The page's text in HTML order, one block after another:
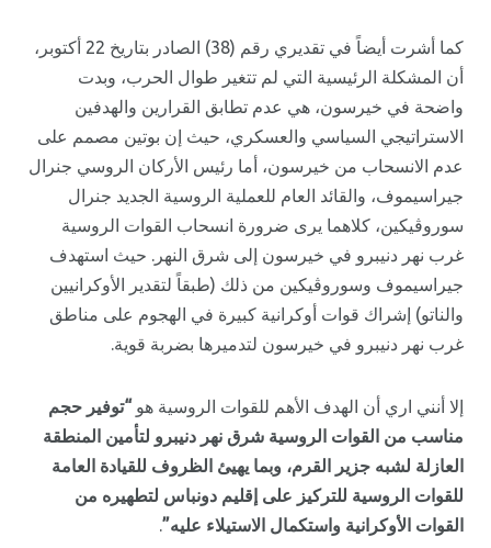
كما أشرت أيضاً في تقديري رقم (38) الصادر بتاريخ 22 أكتوبر،
أن المشكلة الرئيسية التي لم تتغير طوال الحرب، وبدت
واضحة في خيرسون، هي عدم تطابق القرارين والهدفين
الاستراتيجي السياسي والعسكري، حيث إن بوتين مصمم على
عدم الانسحاب من خيرسون، أما رئيس الأركان الروسي جنرال
جيراسيموف، والقائد العام للعملية الروسية الجديد جنرال
سوروڤيكين، كلاهما يرى ضرورة انسحاب القوات الروسية
غرب نهر دنيبرو في خيرسون إلى شرق النهر. حيث استهدف
جيراسيموف وسوروڤيكين من ذلك (طبقاً لتقدير الأوكرانيين
والناتو) إشراك قوات أوكرانية كبيرة في الهجوم على مناطق
غرب نهر دنيبرو في خيرسون لتدميرها بضربة قوية.
إلا أنني اري أن الهدف الأهم للقوات الروسية هو“توفير حجم
مناسب من القوات الروسية شرق نهر دنيبرو لتأمين المنطقة
العازلة لشبه جزير القرم، وبما يهيئ الظروف للقيادة العامة
للقوات الروسية للتركيز على إقليم دونباس لتطهيره من
القوات الأوكرانية واستكمال الاستيلاء عليه”.